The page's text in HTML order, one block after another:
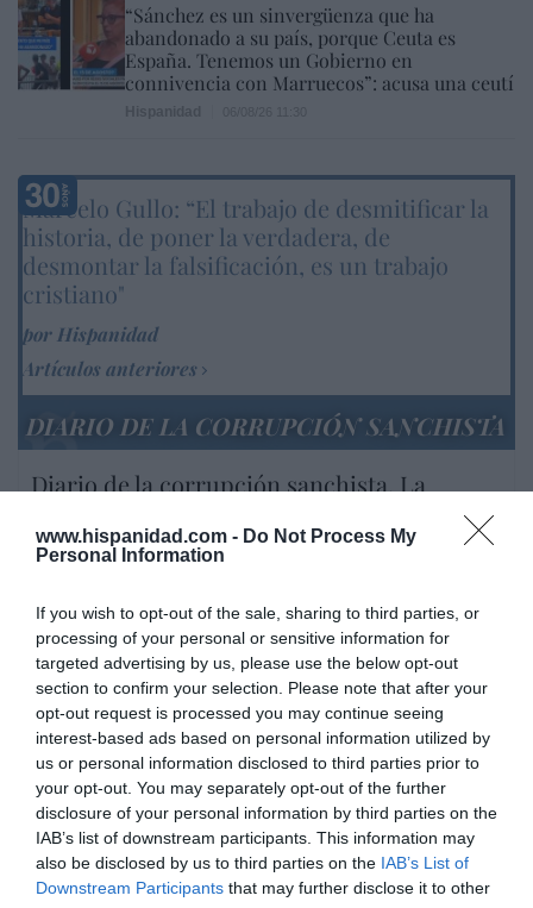
www.hispanidad.com - Do Not Process My
Personal Information
If you wish to opt-out of the sale, sharing to third parties, or
processing of your personal or sensitive information for
targeted advertising by us, please use the below opt-out
section to confirm your selection. Please note that after your
opt-out request is processed you may continue seeing
interest-based ads based on personal information utilized by
us or personal information disclosed to third parties prior to
your opt-out. You may separately opt-out of the further
disclosure of your personal information by third parties on the
IAB’s list of downstream participants. This information may
also be disclosed by us to third parties on the IAB’s List of
Downstream Participants that may further disclose it to other
“Sánchez es un sinvergüenza que ha
abandonado a su país, porque Ceuta es
España. Tenemos un Gobierno en
connivencia con Marruecos”: acusa una ceutí
Marcelo Gullo: “El trabajo de desmitificar la
historia, de poner la verdadera, de
desmontar la falsificación, es un trabajo
cristiano"
por Hispanidad
Artículos anteriores
DIARIO DE LA CORRUPCIÓN SANCHISTA
Diario de la corrupción sanchista. La
Audiencia Nacional prorroga seis meses la
investigación del caso Koldo, ante el
ingente material incautado por la UCO
por Redacción
Artículos anteriores
Opinión
Enormes minucias
por Eulogio López